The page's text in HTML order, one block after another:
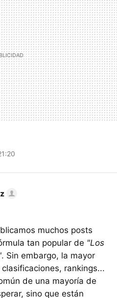
muchos posts
tan popular de "Los
. Sin embargo, la mayor
rankings...
de una mayoría de
sino que están